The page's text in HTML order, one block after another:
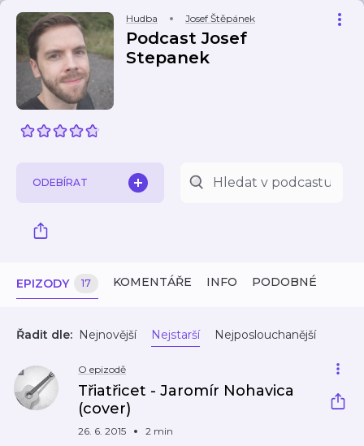
Hudba Josef Štěpánek
Podcast Josef
Stepanek
ODEBÍRAT
EPIZODY 17 KOMENTÁŘE INFO PODOBNÉ
Řadit dle: Nejnovější Nejstarší Nejposlouchanější
O epizodě
Třiatřicet - Jaromír Nohavica
(cover)
26. 6. 2015 2 min